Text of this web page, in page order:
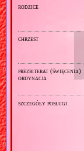
rodzice
chrzest
prezbiterat (święcenia)
ordynacja
szczegóły posługi